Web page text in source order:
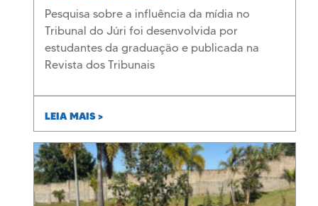
Pesquisa sobre a influência da mídia no
Tribunal do Júri foi desenvolvida por
estudantes da graduação e publicada na
Revista dos Tribunais
LEIA MAIS >